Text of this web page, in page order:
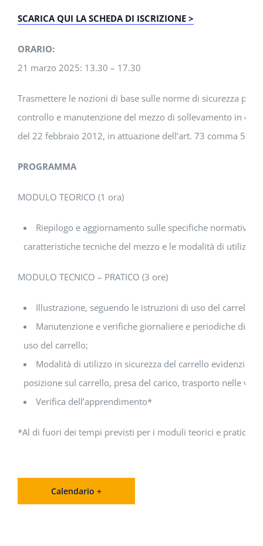
SCARICA QUI LA SCHEDA DI ISCRIZIONE >
ORARIO:
21 marzo 2025: 13.30 – 17.30
Trasmettere le nozioni di base sulle norme di sicurezza per
controllo e manutenzione del mezzo di sollevamento in
del 22 febbraio 2012, in attuazione dell’art. 73 comma 5
PROGRAMMA
MODULO TEORICO (1 ora)
Riepilogo e aggiornamento sulle specifiche normative
caratteristiche tecniche del mezzo e le modalità di utilizzo
MODULO TECNICO – PRATICO (3 ore)
Illustrazione, seguendo le istruzioni di uso del carrello,
Manutenzione e verifiche giornaliere e periodiche di
uso del carrello;
Modalità di utilizzo in sicurezza del carrello
posizione sul carrello, presa del carico, trasporto nelle
Verifica dell’apprendimento*
*Al di fuori dei tempi previsti per i moduli teorici e pratici.
Calendario +